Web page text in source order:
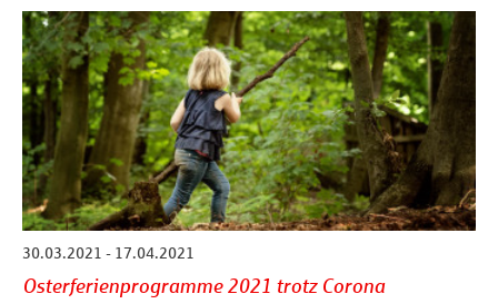
30.03.2021 - 17.04.2021
Osterferienprogramme 2021 trotz Corona